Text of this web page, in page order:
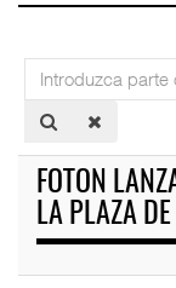
Introduzca
parte
del
FOTON
LA PLAZA